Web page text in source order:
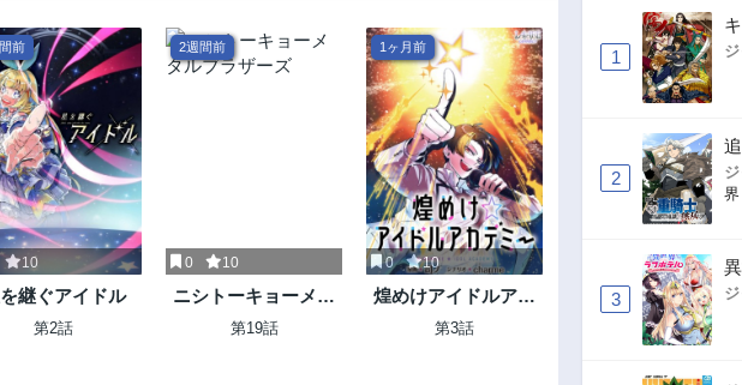
前
10
継ぐアイドル
第2話
2週間前
0 10
ニシトーキョーメタ
ルブラザーズ
第19話
1ヶ月前
0 10
煌めけアイドルアカ
デミー
第3話
1
2
3